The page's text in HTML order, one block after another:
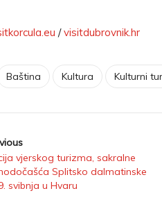
/visitdubrovnik.hr
Baština Kultura Kulturni
vjerskog turizma, sakralne
Splitsko dalmatinske
svibnja u Hvaru